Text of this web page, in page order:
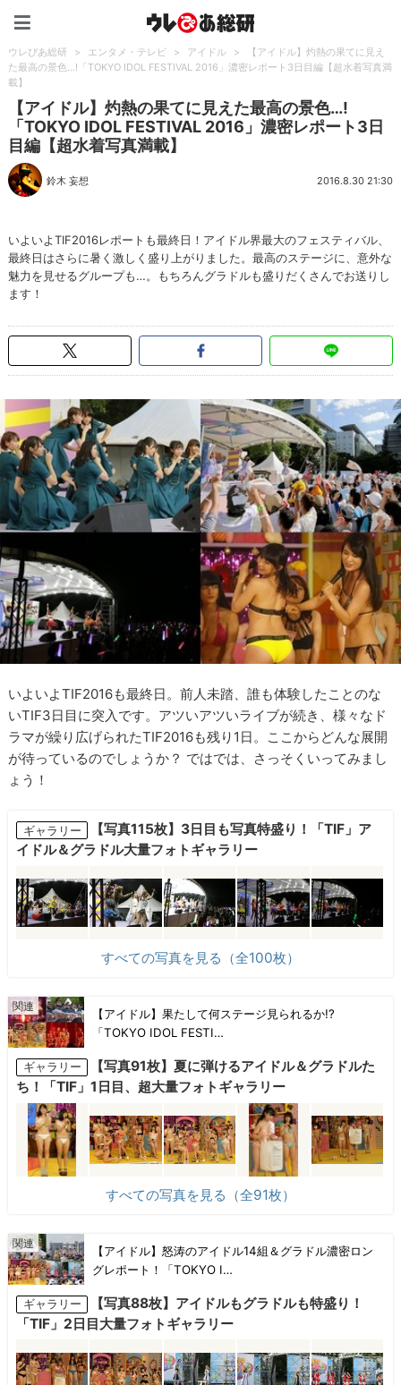
ウレぴあ総研 > エンタメ・テレビ > アイドル >
【アイドル】灼熱の果てに見え
た最高の景色…!「TOKYO IDOL FESTIVAL 2016」濃密レポート3日目編【超水着写真満
載】
【アイドル】灼熱の果てに見えた最高の景色…!
「TOKYO IDOL FESTIVAL 2016」濃密レポート3日
目編【超水着写真満載】
鈴木 妄想 2016.8.30 21:30
いよいよTIF2016レポートも最終日！アイドル界最大のフェスティバル、
最終日はさらに暑く激しく盛り上がりました。最高のステージに、意外な
魅力を見せるグループも…。もちろんグラドルも盛りだくさんでお送りし
ます！
いよいよTIF2016も最終日。前人未踏、誰も体験したことのな
いTIF3日目に突入です。アツいアツいライブが続き、様々なド
ラマが繰り広げられたTIF2016も残り1日。ここからどんな展開
が待っているのでしょうか？ ではでは、さっそくいってみまし
ょう！
ギャラリー
【写真115枚】3日目も写真特盛り！「TIF」ア
イドル＆グラドル大量フォトギャラリー
すべての写真を見る（全100枚）
【アイドル】果たして何ステージ見られるか!?
「TOKYO IDOL FESTI…
ギャラリー
【写真91枚】夏に弾けるアイドル＆グラドルた
ち！「TIF」1日目、超大量フォトギャラリー
すべての写真を見る（全91枚）
【アイドル】怒涛のアイドル14組＆グラドル濃密ロン
グレポート！「TOKYO I…
ギャラリー
【写真88枚】アイドルもグラドルも特盛り！
「TIF」2日目大量フォトギャラリー